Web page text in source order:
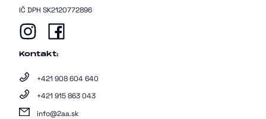
IČ DPH SK2120772896
Kontakt:
+421 908 604 640
+421 915 863 043
info@2aa.sk